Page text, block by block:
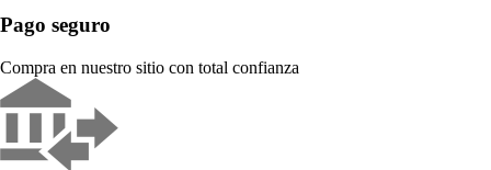
Pago seguro
Compra en nuestro sitio con total confianza